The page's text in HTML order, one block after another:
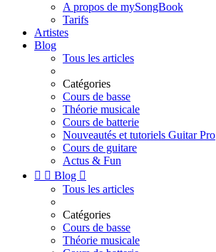
A propos de mySongBook
Tarifs
Artistes
Blog
Tous les articles
Catégories
Cours de basse
Théorie musicale
Cours de batterie
Nouveautés et tutoriels Guitar Pro
Cours de guitare
Actus & Fun
  Blog 
Tous les articles
Catégories
Cours de basse
Théorie musicale